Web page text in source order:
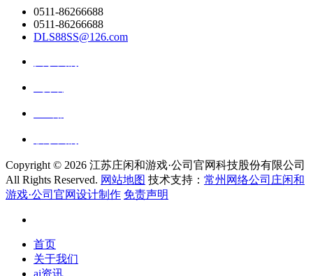
0511-86266688
0511-86266688
DLS88SS@126.com
Copyright © 2026 江苏庄闲和游戏·公司官网科技股份有限公司
All Rights Reserved. 网站地图 技术支持： 常州网络公司庄闲和
游戏·公司官网设计制作 免责声明
首页
关于我们